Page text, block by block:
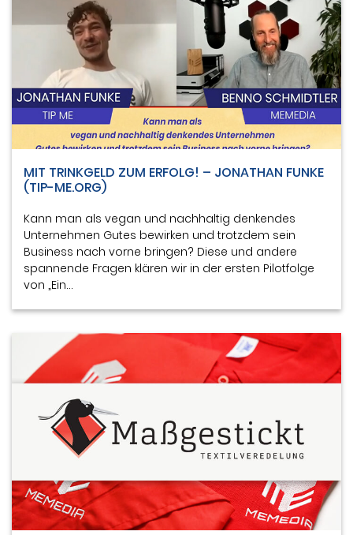
MIT TRINKGELD ZUM ERFOLG! – JONATHAN FUNKE
(TIP-ME.ORG)
Kann man als vegan und nachhaltig denkendes
Unternehmen Gutes bewirken und trotzdem sein
Business nach vorne bringen? Diese und andere
spannende Fragen klären wir in der ersten Pilotfolge
von „Ein…